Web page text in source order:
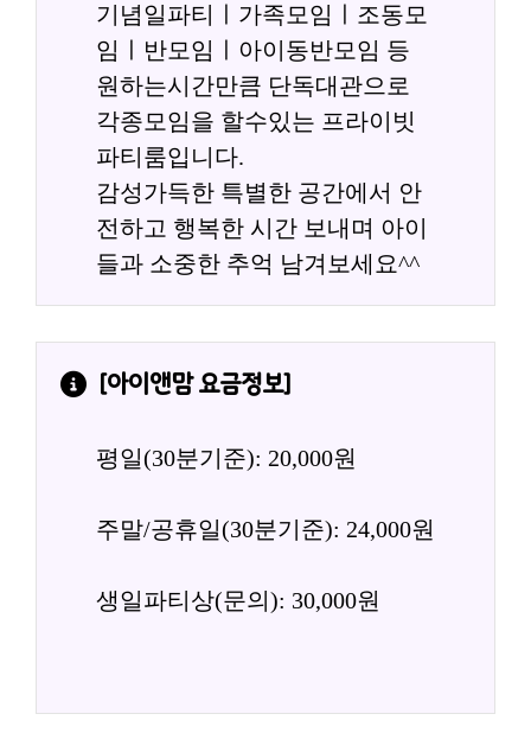
기념일파티ㅣ가족모임ㅣ조동모
임ㅣ반모임ㅣ아이동반모임 등
원하는시간만큼 단독대관으로
각종모임을 할수있는 프라이빗
파티룸입니다.
감성가득한 특별한 공간에서 안
전하고 행복한 시간 보내며 아이
들과 소중한 추억 남겨보세요^^
[아이앤맘 요금정보]
평일(30분기준): 20,000원
주말/공휴일(30분기준): 24,000원
생일파티상(문의): 30,000원